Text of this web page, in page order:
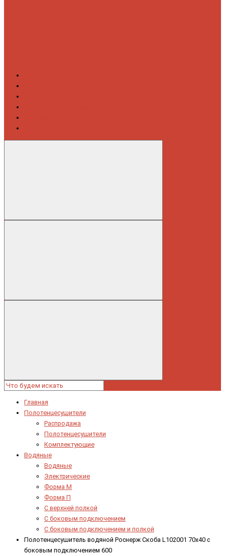
Главная
Полотенцесушители
Распродажа
Полотенцесушители
Комплектующие
Водяные
Водяные
Электрические
Форма М
Форма П
C верхней полкой
C боковым подключением
C боковым подключением и полкой
Полотенцесушитель водяной Роснерж Скоба L102001 70x40 с
боковым подключением 600